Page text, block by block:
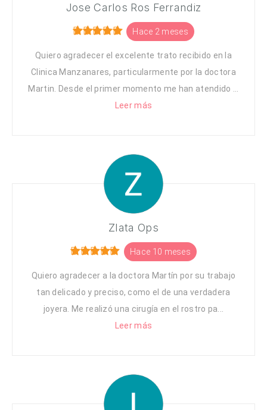
Jose Carlos Ros Ferrandiz
Hace 2 meses
Quiero agradecer el excelente trato recibido en la
Clinica Manzanares, particularmente por la doctora
Martin. Desde el primer momento me han atendido ...
Leer más
Zlata Ops
Hace 10 meses
Quiero agradecer a la doctora Martín por su trabajo
tan delicado y preciso, como el de una verdadera
joyera. Me realizó una cirugía en el rostro pa...
Leer más